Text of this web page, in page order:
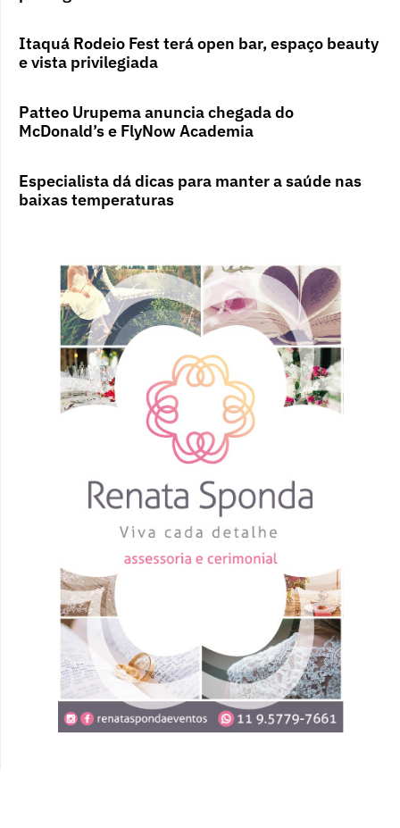
Itaquá Rodeio Fest terá open bar, espaço beauty
e vista privilegiada
Patteo Urupema anuncia chegada do
McDonald’s e FlyNow Academia
Especialista dá dicas para manter a saúde nas
baixas temperaturas